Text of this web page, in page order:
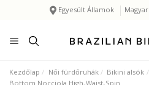
Egyesült Államok Magyar
Kezdőlap Női fürdőruhák Bikini alsók
Bottom Nocciola High-Waist-Spin